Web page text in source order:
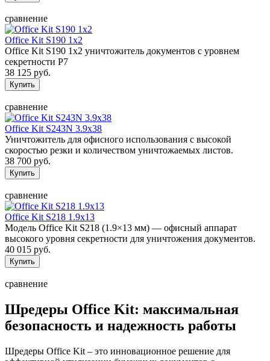
сравнение
Office Kit S190 1x2
Office Kit S190 1x2 уничтожитель документов с уровнем
секретности P7
38 125 руб.
сравнение
Office Kit S243N 3.9x38
Уничтожитель для офисного использования с высокой
скоростью резки и количеством уничтожаемых листов.
38 700 руб.
сравнение
Office Kit S218 1.9x13
Модель Office Kit S218 (1.9×13 мм) — офисный аппарат
высокого уровня секретности для уничтожения документов.
40 015 руб.
сравнение
Шредеры Office Kit: максимальная
безопасность и надежность работы
Шредеры Office Kit – это инновационное решение для